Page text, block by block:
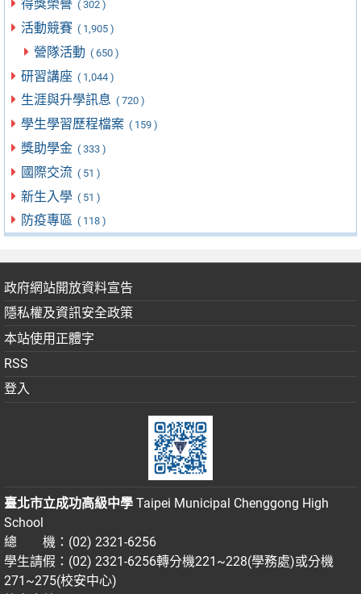
得獎榮譽 ( 302 )
活動競賽 ( 1,905 )
營隊活動 ( 650 )
研習講座 ( 1,044 )
生涯與升學訊息 ( 720 )
學生學習歷程檔案 ( 159 )
獎助學金 ( 333 )
國際交流 ( 51 )
新生入學 ( 51 )
防疫專區 ( 118 )
政府網站開放資料宣告
隱私權及資訊安全政策
本站使用正體字
RSS
登入
臺北市立成功高級中學 Taipei Municipal Chenggong High
School
總 機：(02) 2321-6256
學生請假：(02) 2321-6256轉分機221~228(學務處)或分機
271~275(校安中心)